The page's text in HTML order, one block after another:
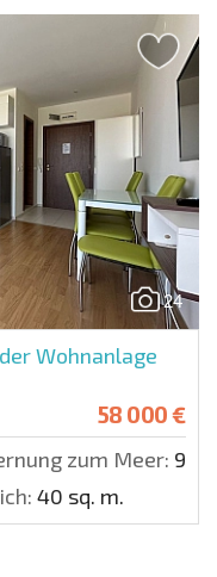
24
Wohnanlage
58 000 €
zum Meer: 900
40 sq. m.